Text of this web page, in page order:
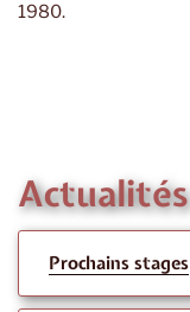
1980.
Actualités
Prochains stages